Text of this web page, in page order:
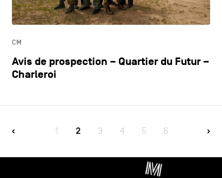
CM
Avis de prospection – Quartier du Futur –
Charleroi
1 2 3 4 5 6